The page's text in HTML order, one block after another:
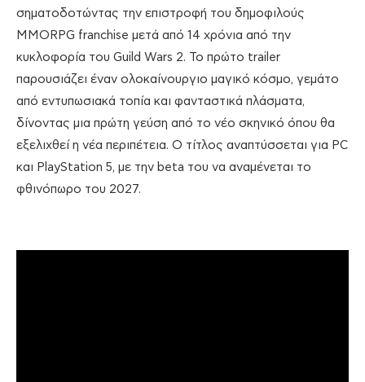
σηματοδοτώντας την επιστροφή του δημοφιλούς
MMORPG franchise μετά από 14 χρόνια από την
κυκλοφορία του Guild Wars 2. Το πρώτο trailer
παρουσιάζει έναν ολοκαίνουργιο μαγικό κόσμο, γεμάτο
από εντυπωσιακά τοπία και φανταστικά πλάσματα,
δίνοντας μια πρώτη γεύση από το νέο σκηνικό όπου θα
εξελιχθεί η νέα περιπέτεια. Ο τίτλος αναπτύσσεται για PC
και PlayStation 5, με την beta του να αναμένεται το
φθινόπωρο του 2027.